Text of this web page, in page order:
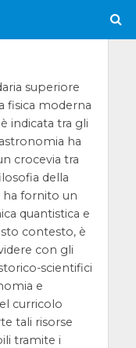
superiore
fisica moderna
indicata tra gli
ha
crocevia tra
della
ha fornito un
quantistica e
contesto, è
con gli
scientifici
e
curricolo
tali risorse
tramite i